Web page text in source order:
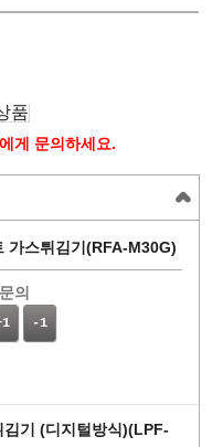
품
게 문의하세요.
가스튀김기(RFA-M30G)
의
-1
김기 (디지털방식)(LPF-